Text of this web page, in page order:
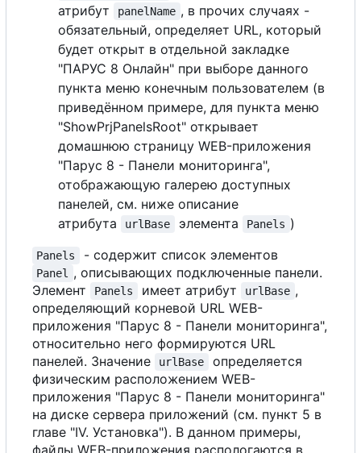
атрибут
panelName , в прочих случаях -
обязательный, определяет URL, который
будет открыт в отдельной закладке
"ПАРУС 8 Онлайн" при выборе данного
пункта меню конечным пользователем (в
приведённом примере, для пункта меню
"ShowPrjPanelsRoot" открывает
домашнюю страницу WEB-приложения
"Парус 8 - Панели мониторинга",
отображающую галерею доступных
панелей, см. ниже описание
атрибута
urlBase элемента Panels )
Panels - содержит список элементов
Panel
, описывающих подключенные панели.
Элемент
Panels имеет атрибут urlBase ,
определяющий корневой URL WEB-
приложения "Парус 8 - Панели мониторинга",
относительно него формируются URL
панелей. Значение
urlBase
определяется
физическим расположением WEB-
приложения "Парус 8 - Панели мониторинга"
на диске сервера приложений (см. пункт 5 в
главе "IV. Установка"). В данном примеры,
файлы WEB-приложения распологаются в